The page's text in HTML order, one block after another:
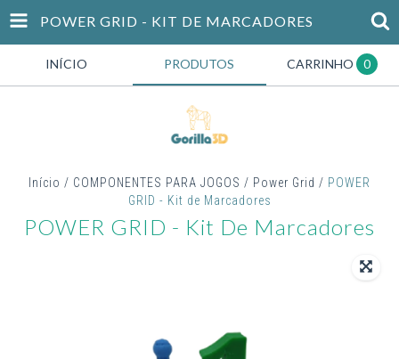
POWER GRID - KIT DE MARCADORES
INÍCIO PRODUTOS CARRINHO 0
Início / COMPONENTES PARA JOGOS / Power Grid / POWER
GRID - Kit de Marcadores
POWER GRID - Kit De Marcadores